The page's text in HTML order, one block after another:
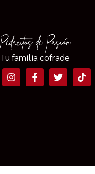
Tu familia cofrade